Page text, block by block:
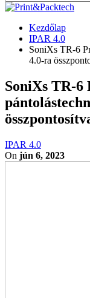
Kezdőlap
IPAR 4.0
SoniXs TR-6
4.0-ra
SoniXs TR-6
IPAR 4.0
On jún 6, 2023